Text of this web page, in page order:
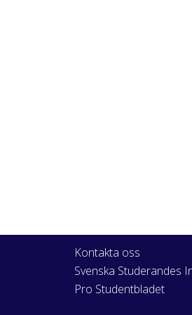
Kontakta oss
Svenska Studerandes
Pro Studentbladet